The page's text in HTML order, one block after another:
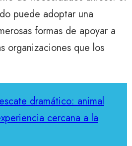
puede adoptar una
formas de apoyar a
organizaciones que los
dramático: animal
cercana a la